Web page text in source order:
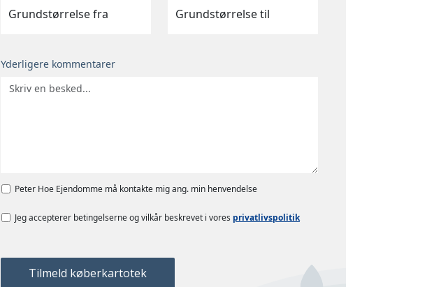
Grundstørrelse fra Grundstørrelse til
Yderligere kommentarer
Peter Hoe Ejendomme må kontakte mig ang. min henvendelse
Jeg accepterer betingelserne og vilkår beskrevet i vores privatlivspolitik